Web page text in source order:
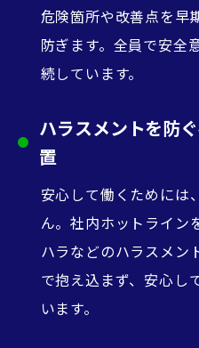
危険箇所や改善点を早
防ぎます。全員で安全
続しています。
ハラスメントを防
置
安心して働くためには
ん。社内ホットライン
ハラなどのハラスメン
で抱え込まず、安心し
います。